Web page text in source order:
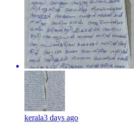
kerala3 days ago